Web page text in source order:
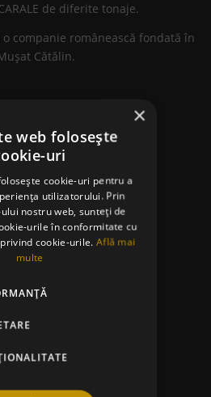
de diferite tonaje.
companie românească fondată în
Cătălin.
×
web folosește
uri
cookie-uri pentru a
utilizatorului. Prin
nostru web, sunteți de
urile în conformitate cu
cookie-urile.Află mai
multe